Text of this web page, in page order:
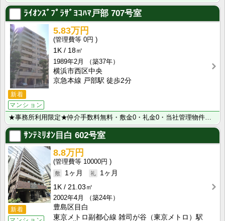
ﾗｲｵﾝｽﾞﾌﾟﾗｻﾞﾖｺﾊﾏ戸部 707号室
新着
マンション
5.83万円
0円
1K
18㎡
1989年2月
（築37年）
横浜市西区中央
京急本線 戸部駅 徒歩2分
★事務所利用限定★仲介手数料無料・敷金0・礼金0・当社管理物件！京浜急行線｢戸部｣駅から徒歩2分でア･･･
ｻﾝﾃﾐﾘｵﾝ目白 602号室
新着
8.8万円
10000円
1ヶ月
1ヶ月
1K
21.03㎡
2002年4月
（築24年）
豊島区目白
東京メトロ副都心線 雑司が谷（東京メトロ）駅